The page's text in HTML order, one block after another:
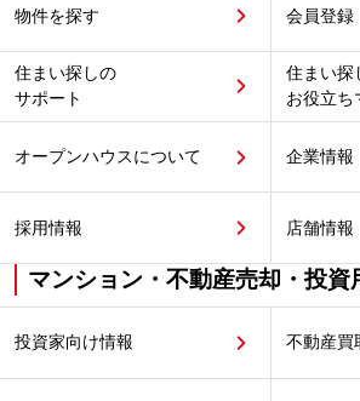
物件を探す 会員登録
住まい探しの
サポート
住まい探
お役立ち
オープンハウスについて 企業情報
採用情報 店舗情報
マンション・不動産売却・投資
投資家向け情報 不動産買